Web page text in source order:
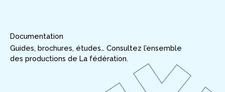
Documentation
Guides, brochures, études… Consultez l’ensemble
des productions de La fédération.